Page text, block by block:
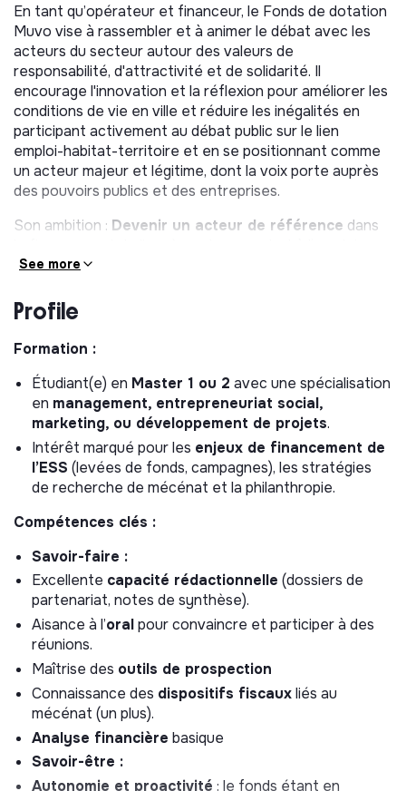
En tant qu’opérateur et financeur, le Fonds de dotation
Muvo vise à rassembler et à animer le débat avec les
acteurs du secteur autour des valeurs de
responsabilité, d'attractivité et de solidarité. Il
encourage l'innovation et la réflexion pour améliorer les
conditions de vie en ville et réduire les inégalités en
participant activement au débat public sur le lien
emploi-habitat-territoire et en se positionnant comme
un acteur majeur et légitime, dont la voix porte auprès
des pouvoirs publics et des entreprises.
Son ambition : Devenir un acteur de référence dans
grâce à une
Rattaché(e) à la direction du Groupe et directement à
la responsable Communication et Mécénat, vous
participez à l’accompagnement et à la mise en œuvre
de la stratégie du Fonds de dotation.
Le Fonds de dotation Muvo a pour objectif de collecter
des fonds auprès d’entreprises, de fondation et de
particuliers, destinés à soutenir ses ambitions et à
financer son développement.
mission en apprentissage
dans :
Laprospection et la fidélisation de donateurs
(entreprises, fondations, particuliers).
Laconstruction de partenariatsavec des acteurs
clés
Lavalorisation de l’impact socialdu fonds pour
convaincre et mobiliser.
Ce poste est idéal pour un(e) apprenti(e) souhaitant
acquérir une expérience concrète en levée de
fonds, en stratégie de mécénat et en
développement de projets à impact.
See more
Profile
Formation :
Étudiant(e) en Master 1 ou 2 avec une spécialisation
en management, entrepreneuriat social,
marketing, ou développement de projets.
Intérêt marqué pour les enjeux de financement de
l’ESS (levées de fonds, campagnes), les stratégies
de recherche de mécénat et la philanthropie.
Compétences clés :
Savoir-faire :
Excellente capacité rédactionnelle (dossiers de
partenariat, notes de synthèse).
Aisance à l’oralpour convaincre et participer à des
réunions.
Maîtrise des outils de prospection
Connaissance des dispositifs fiscauxliés au
mécénat (un plus).
Analyse financière basique
Savoir-être :
Autonomie et proactivité : le fonds étant en